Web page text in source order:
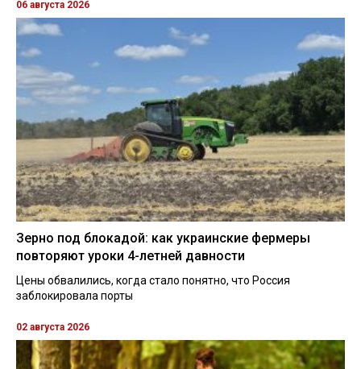
06 августа 2026
Зерно под блокадой: как украинские фермеры
повторяют уроки 4-летней давности
Цены обвалились, когда стало понятно, что Россия
заблокировала порты
02 августа 2026